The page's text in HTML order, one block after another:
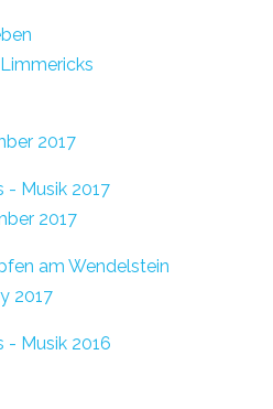
2017
- Musik 2017
2017
am Wendelstein
2017
- Musik 2016